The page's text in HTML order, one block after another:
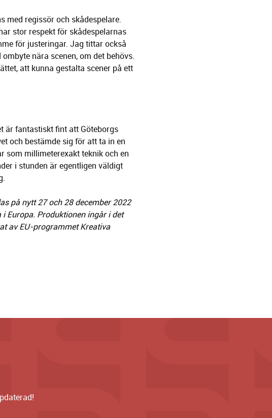
med regissör och skådespelare.
stor respekt för skådespelarnas
för justeringar. Jag tittar också
nära scenen, om det behövs.
att kunna gestalta scener på ett
är fantastiskt fint att Göteborgs
och bestämde sig för att ta in en
som millimeterexakt teknik och en
i stunden är egentligen väldigt
på nytt 27 och 28 december 2022
Europa. Produktionen ingår i det
av EU-programmet Kreativa